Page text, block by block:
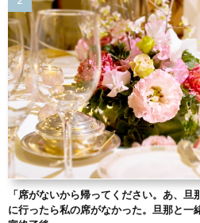
「席がないから帰ってください。あ、
に行ったら私の席がなかった。旦那と一